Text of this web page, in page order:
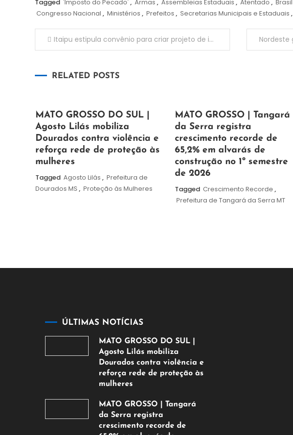
Tagged 'Imposto do Pecado' , Armas , Assembleias Estaduais , Atentado , Brasil
Congresso Nacional , Ministérios , Prefeitos , Secretarias Municipais e Estaduais ,
Navegação
Post
Itaipu estipula convênio para criar projeto de infraestrutura do Hospital da UEM
RELATED POSTS
5
de
agosto
de
2026
Maurilio
MATO GROSSO DO SUL |
Agosto Lilás mobiliza
Dourados contra violência e
reforça rede de proteção às
mulheres
Tagged Agosto Lilás , Prefeitura de
Dourados MS , Proteção às Mulheres
5
de
agosto
de
2026
Maurilio
MATO GROSSO | Tangará
da Serra registra
crescimento recorde de
65,2% em alvarás de
construção no 1º semestre
de 2026
Tagged Crescimento Recorde ,
Prefeitura de Tangará da Serra MT
ÚLTIMAS NOTÍCIAS
MATO GROSSO DO SUL |
Agosto Lilás mobiliza
Dourados contra violência e
reforça rede de proteção às
mulheres
de
agosto
de
MATO GROSSO | Tangará
da Serra registra
crescimento recorde de